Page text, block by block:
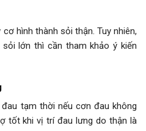
hình thành sỏi thận. Tuy nhiên,
lớn thì cần tham khảo ý kiến
tạm thời nếu cơn đau không
tốt khi vị trí đau lưng do thận là